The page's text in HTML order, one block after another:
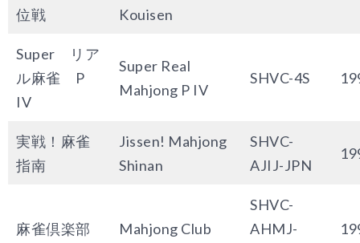
位戦
Kouisen
Super リア
ル麻雀 P
IV
Super Real
Mahjong P IV
SHVC-4S
実戦！麻雀
指南
Jissen! Mahjong
Shinan
SHVC-
AJIJ-JPN
麻雀倶楽部 Mahjong Club
SHVC-
AHMJ-